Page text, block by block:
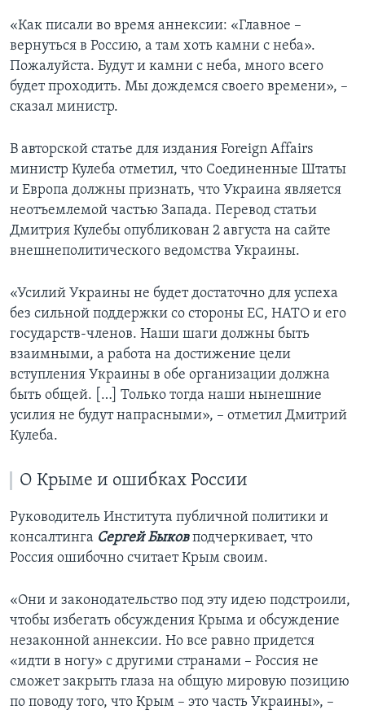
«Как писали во время аннексии: «Главное –
вернуться в Россию, а там хоть камни с неба».
Пожалуйста. Будут и камни с неба, много всего
будет проходить. Мы дождемся своего времени», –
сказал министр.
В авторской статье для издания Foreign Affairs
министр Кулеба отметил, что Соединенные Штаты
и Европа должны признать, что Украина является
неотъемлемой частью Запада. Перевод статьи
Дмитрия Кулебы опубликован 2 августа на сайте
внешнеполитического ведомства Украины.
«Усилий Украины не будет достаточно для успеха
без сильной поддержки со стороны ЕС, НАТО и его
государств-членов. Наши шаги должны быть
взаимными, а работа на достижение цели
вступления Украины в обе организации должна
быть общей. […] Только тогда наши нынешние
усилия не будут напрасными», – отметил Дмитрий
Кулеба.
О Крыме и ошибках России
Руководитель Института публичной политики и
консалтинга Сергей Быковподчеркивает, что
Россия ошибочно считает Крым своим.
«Они и законодательство под эту идею подстроили,
чтобы избегать обсуждения Крыма и обсуждение
незаконной аннексии. Но все равно придется
«идти в ногу» с другими странами – Россия не
сможет закрыть глаза на общую мировую позицию
по поводу того, что Крым – это часть Украины», –